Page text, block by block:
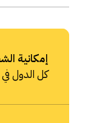
إمكانية
كل الدول في